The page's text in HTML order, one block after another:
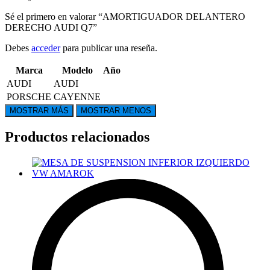
Sé el primero en valorar “AMORTIGUADOR DELANTERO
DERECHO AUDI Q7”
Debes accederpara publicar una reseña.
Marca Modelo
Año
AUDI
AUDI
PORSCHE CAYENNE
Productos relacionados